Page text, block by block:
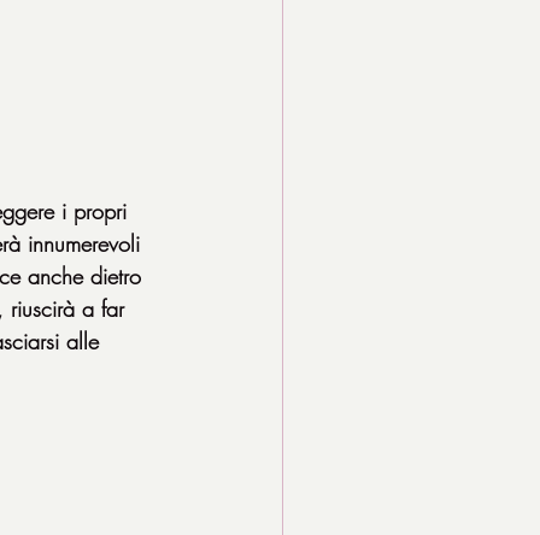
i propri
innumerevoli
anche dietro
riuscirà a far
alle